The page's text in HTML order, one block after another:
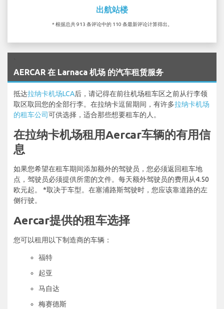
出航站楼
* 根据总共 913 条评论中的 110 条最新评论计算得出。
AERCAR 在 Larnaca 机场 的汽车租赁服务
抵达拉纳卡机场LCA后，请记得在前往机场租车区之前从行李领
取区取回您的全部行李。在拉纳卡逗留期间，有许多拉纳卡机场
的租车公司可供选择，适合那些想要租车的人。
在拉纳卡机场租用Aercar车辆的有用信
息
如果您希望在租车期间添加额外的驾驶员，您必须返回租车地
点，驾驶员必须提供所需的文件。每天额外驾驶员的费用从4.50
欧元起。 *取决于车型。在塞浦路斯驾驶时，您应该靠道路的左
侧行驶。
Aercar提供的租车选择
您可以租用以下制造商的车辆：
福特
起亚
马自达
梅赛德斯